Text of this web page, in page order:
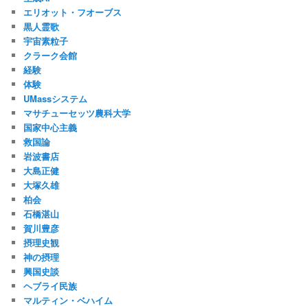
エリオット・フオーブス
黒人霊歌
宇宙素粒子
クラーク会館
経験
体験
UMassシステム
マサチューセッツ農科大学
国家中心主義
救国論
岩波書店
大島正健
大塚久雄
柏会
石橋湛山
賀川豊彦
摂理史観
神の摂理
興国史談
ヘブライ民族
マルティン・ベハイム